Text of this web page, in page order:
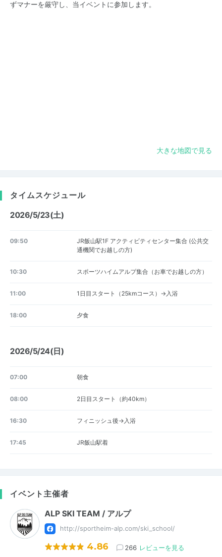
ずマナーを厳守し、当イベントに参加します。
大きな地図で見る
タイムスケジュール
2026/5/23(土)
09:50
JR飯山駅1F アクティビティセンター集合 (公共交
通機関でお越しの方)
10:30 スポーツハイムアルプ集合（お車でお越しの方）
11:00 1日目スタート（25kmコース）→入浴
18:00 夕食
2026/5/24(日)
07:00 朝食
08:00 2日目スタート（約40km）
16:30 フィニッシュ後→入浴
17:45 JR飯山駅着
イベント主催者
ALP SKI TEAM / アルプ
http://sportheim-alp.com/ski_school/
4.86 266 レビューを見る